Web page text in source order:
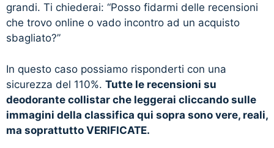
grandi. Ti chiederai: “Posso fidarmi delle recensioni
che trovo online o vado incontro ad un acquisto
sbagliato?”
In questo caso possiamo risponderti con una
sicurezza del 110%. Tutte le recensioni su
deodorante collistar che leggerai cliccando sulle
immagini della classifica qui sopra sono vere, reali,
ma soprattutto VERIFICATE.